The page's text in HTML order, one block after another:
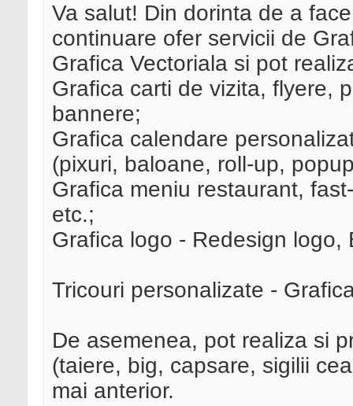
Va salut! Din dorinta de a
continuare ofer servicii de
Grafica Vectoriala si pot
Grafica carti de vizita, flyere,
bannere;
Grafica calendare
(pixuri, baloane, roll-up,
Grafica meniu restaurant,
etc.;
Grafica logo - Redesign
Tricouri personalizate -
De asemenea, pot realiza si
(taiere, big, capsare, sigilii
mai anterior.